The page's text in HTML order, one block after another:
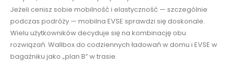
Jeżeli cenisz sobie mobilność i elastyczność — szczególnie
podczas podróży — mobilna EVSE sprawdzi się doskonale.
Wielu użytkowników decyduje się na kombinację obu
rozwiązań. Wallbox do codziennych ładowań w domu i EVSE w
bagażniku jako „plan B” w trasie.